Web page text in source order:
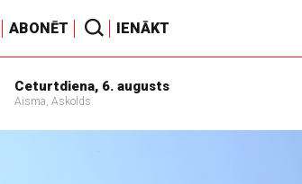
ABONĒT IENĀKT
Ceturtdiena, 6. augusts
Aisma, Askolds